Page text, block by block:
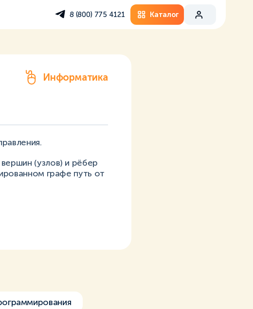
8 (800) 775 4121 Каталог
Информатика
(узлов) и рёбер
графе путь от